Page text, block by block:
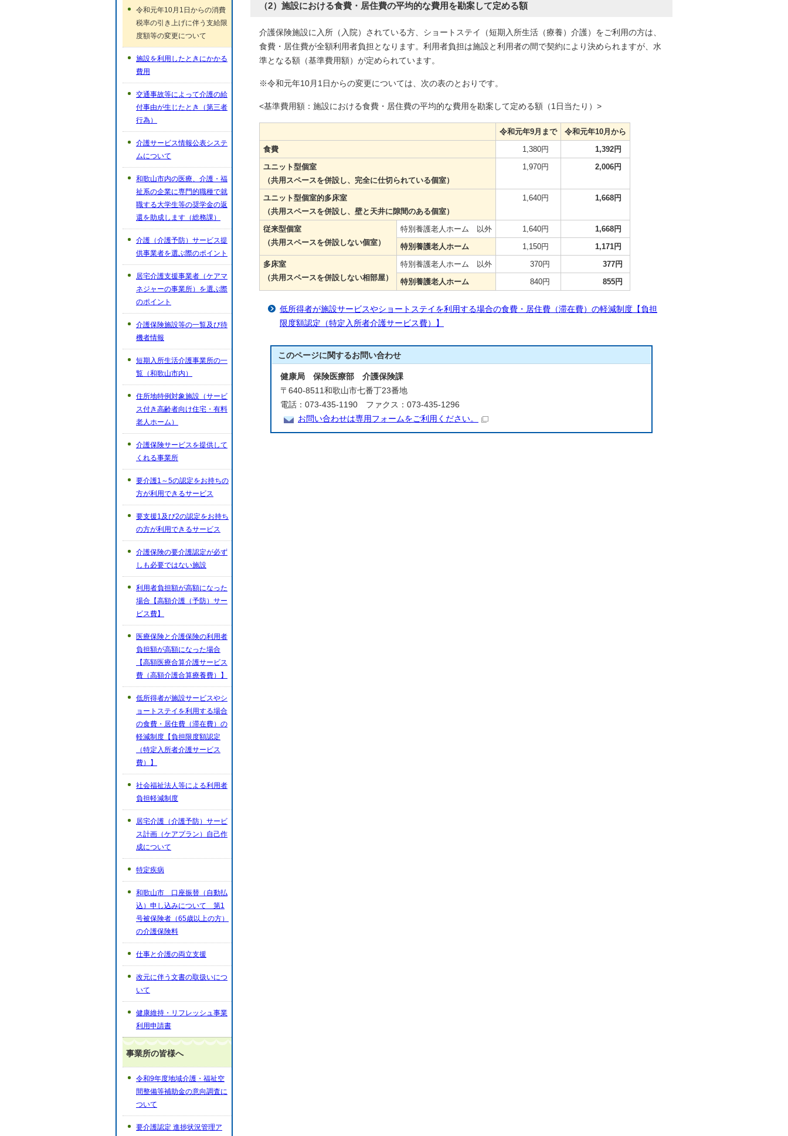
（2）施設における食費・居住費の平均的な費用を勘案して定める額
介護保険施設に入所（入院）されている方、ショートステイ（短期入所生活（療養）介護）をご利用の方は、
食費・居住費が全額利用者負担となります。利用者負担は施設と利用者の間で契約により決められますが、水
準となる額（基準費用額）が定められています。
※令和元年10月1日からの変更については、次の表のとおりです。
<基準費用額：施設における食費・居住費の平均的な費用を勘案して定める額（1日当たり）>
令和元年9月まで
令和元年10月から
食費
1,380円
1,392円
ユニット型個室
（共用スペースを併設し、完全に仕切られている個室）
1,970円 2,006円
ユニット型個室的多床室
（共用スペースを併設し、壁と天井に隙間のある個室）
1,640円 1,668円
従来型個室
（共用スペースを併設しない個室）
特別養護老人ホーム 以外 1,640円
1,668円
特別養護老人ホーム
1,150円
1,171円
多床室
（共用スペースを併設しない相部屋）
特別養護老人ホーム 以外 370円
377円
特別養護老人ホーム
840円 855円
低所得者が施設サービスやショートステイを利用する場合の食費・居住費（滞在費）の軽減制度【負担
限度額認定（特定入所者介護サービス費）】
このページに関するお問い合わせ
健康局 保険医療部 介護保険課
〒640-8511和歌山市七番丁23番地
電話：073-435-1190 ファクス：073-435-1296
お問い合わせは専用フォームをご利用ください。
令和元年10月1日からの消費
税率の引き上げに伴う支給限
度額等の変更について
施設を利用したときにかかる
費用
交通事故等によって介護の給
付事由が生じたとき（第三者
行為）
介護サービス情報公表システ
ムについて
和歌山市内の医療、介護・福
祉系の企業に専門的職種で就
職する大学生等の奨学金の返
還を助成します（総務課）
介護（介護予防）サービス提
供事業者を選ぶ際のポイント
居宅介護支援事業者（ケアマ
ネジャーの事業所）を選ぶ際
のポイント
介護保険施設等の一覧及び待
機者情報
短期入所生活介護事業所の一
覧（和歌山市内）
住所地特例対象施設（サービ
ス付き高齢者向け住宅・有料
老人ホーム）
介護保険サービスを提供して
くれる事業所
要介護1～5の認定をお持ちの
方が利用できるサービス
要支援1及び2の認定をお持ち
の方が利用できるサービス
介護保険の要介護認定が必ず
しも必要ではない施設
利用者負担額が高額になった
場合【高額介護（予防）サー
ビス費】
医療保険と介護保険の利用者
負担額が高額になった場合
【高額医療合算介護サービス
費（高額介護合算療養費）】
低所得者が施設サービスやシ
ョートステイを利用する場合
の食費・居住費（滞在費）の
軽減制度【負担限度額認定
（特定入所者介護サービス
費）】
社会福祉法人等による利用者
負担軽減制度
居宅介護（介護予防）サービ
ス計画（ケアプラン）自己作
成について
特定疾病
和歌山市 口座振替（自動払
込）申し込みについて 第1
号被保険者（65歳以上の方）
の介護保険料
仕事と介護の両立支援
改元に伴う文書の取扱いにつ
いて
健康維持・リフレッシュ事業
利用申請書
事業所の皆様へ
令和9年度地域介護・福祉空
間整備等補助金の意向調査に
ついて
要介護認定 進捗状況管理ア